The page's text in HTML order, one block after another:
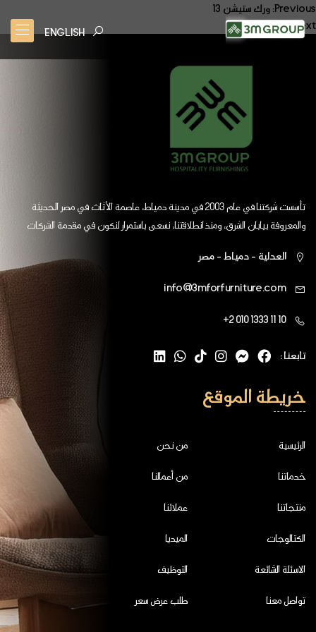
ENGLISH
تصفّح
المقالات
Previous: ورك ستيشن 13
Next: ورك ستيشن 15
تأسست شركتنا في عام 2003 في مدينة دمياط، عاصمة الأثاث في مصر الحديثة
والمعروفة بيابان الشرق، ومنذ انطلاقتنا، نسعى باستمرار لنكون في مقدمة الشركات
العدلية - دمياط - مصر
info@3mforfurniture.com
+2 010 1333 11 10
تابعنا :
خريطة الموقع
الرئيسية من نحن
خدماتنا من أعمالنا
منتجاتنا عملائنا
الكتالوجات الميديا
الاسئلة الشائعة التوظيف
تواصل معنا طلب عرض سعر